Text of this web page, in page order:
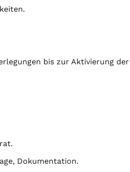
bis zur Aktivierung der
, Dokumentation.